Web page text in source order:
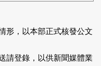
形，以本部正式核發公文
請登錄，以供新聞媒體業